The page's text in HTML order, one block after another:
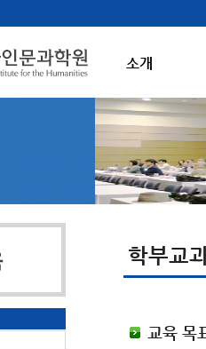
소개
교육 목
학부교